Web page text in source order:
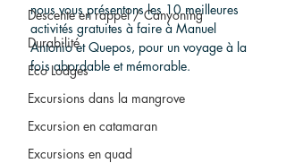
Descente en rappel / Canyoning
Durabilité
Eco Lodges
Excursions dans la mangrove
Excursion en catamaran
Excursions en quad
nous vous présentons les 10 meilleures
activités gratuites à faire à Manuel
Antonio et Quepos, pour un voyage à la
fois abordable et mémorable.